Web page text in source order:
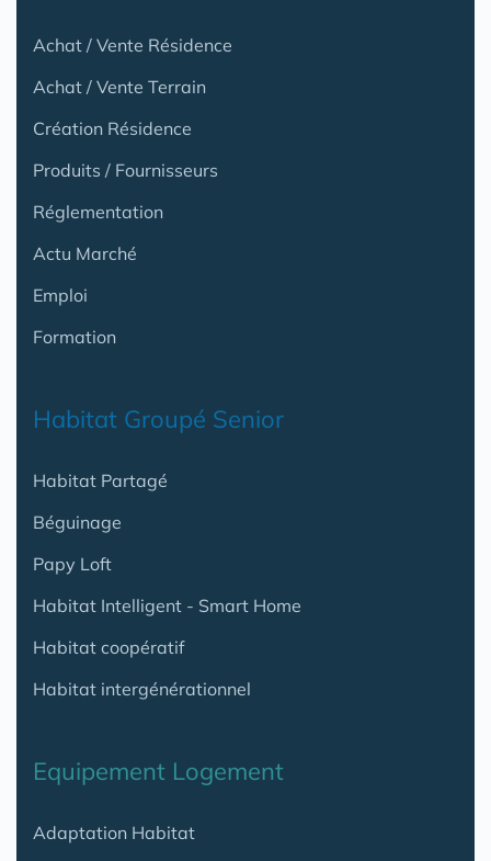
Achat / Vente Résidence
Achat / Vente Terrain
Création Résidence
Produits / Fournisseurs
Réglementation
Actu Marché
Emploi
Formation
Habitat Groupé Senior
Habitat Partagé
Béguinage
Papy Loft
Habitat Intelligent - Smart Home
Habitat coopératif
Habitat intergénérationnel
Equipement Logement
Adaptation Habitat